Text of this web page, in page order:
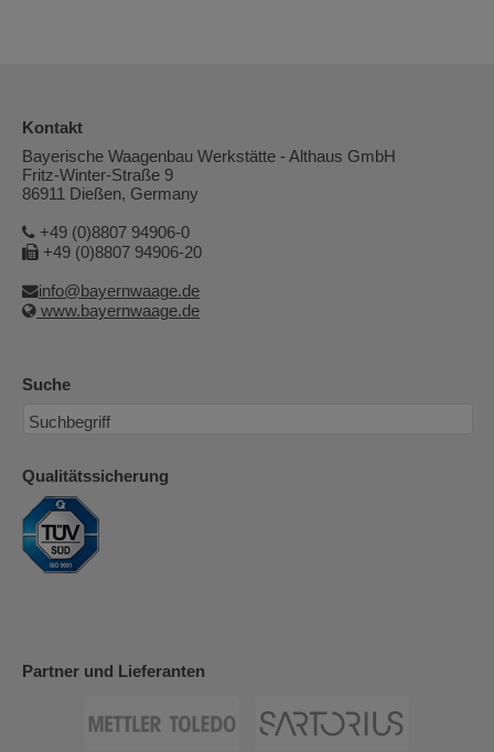
Kontakt
Bayerische Waagenbau Werkstätte - Althaus GmbH
Fritz-Winter-Straße 9
86911 Dießen, Germany
+49 (0)8807 94906-0
+49 (0)8807 94906-20
info@bayernwaage.de
www.bayernwaage.de
Suche
Qualitätssicherung
Partner und Lieferanten